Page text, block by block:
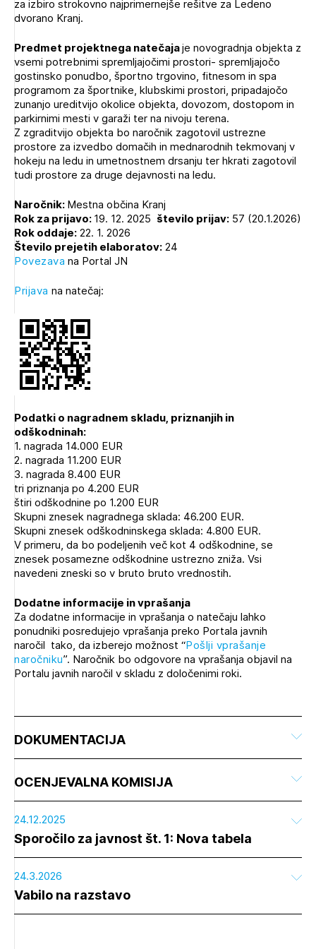
POZABLJENO GESLO
REGISTRIRAJTE SE
za izbiro strokovno najprimernejše rešitve za Ledeno
dvorano Kranj.
Predmet projektnega natečajaje novogradnja objekta z
vsemi potrebnimi spremljajočimi prostori- spremljajočo
gostinsko ponudbo, športno trgovino, fitnesom in spa
programom za športnike, klubskimi prostori, pripadajočo
zunanjo ureditvijo okolice objekta, dovozom, dostopom in
parkirnimi mesti v garaži ter na nivoju terena.
Z zgraditvijo objekta bo naročnik zagotovil ustrezne
prostore za izvedbo domačih in mednarodnih tekmovanj v
hokeju na ledu in umetnostnem drsanju ter hkrati zagotovil
tudi prostore za druge dejavnosti na ledu.
Naročnik:Mestna občina Kranj
Rok za prijavo:19. 12. 2025 število prijav: 57 (20.1.2026)
Rok oddaje:22. 1. 2026
Število prejetih elaboratov:24
Povezava na Portal JN
Prijava na natečaj:
Podatki o nagradnem skladu, priznanjih in
odškodninah:
1. nagrada 14.000 EUR
2. nagrada 11.200 EUR
3. nagrada 8.400 EUR
tri priznanja po 4.200 EUR
štiri odškodnine po 1.200 EUR
Skupni znesek nagradnega sklada: 46.200 EUR.
Skupni znesek odškodninskega sklada: 4.800 EUR.
V primeru, da bo podeljenih več kot 4 odškodnine, se
znesek posamezne odškodnine ustrezno zniža. Vsi
navedeni zneski so v bruto bruto vrednostih.
Dodatne informacije in vprašanja
Za dodatne informacije in vprašanja o natečaju lahko
ponudniki posredujejo vprašanja preko Portala javnih
naročil tako, da izberejo možnost “Pošlji vprašanje
naročniku”. Naročnik bo odgovore na vprašanja objavil na
Portalu javnih naročil v skladu z določenimi roki.
DOKUMENTACIJA
OCENJEVALNA KOMISIJA
24.12.2025
Sporočilo za javnost št. 1: Nova tabela
24.3.2026
Vabilo na razstavo
PRIJAVITE SE
Novičnik natečajev
Dnevne medijske objave
NAPREJ